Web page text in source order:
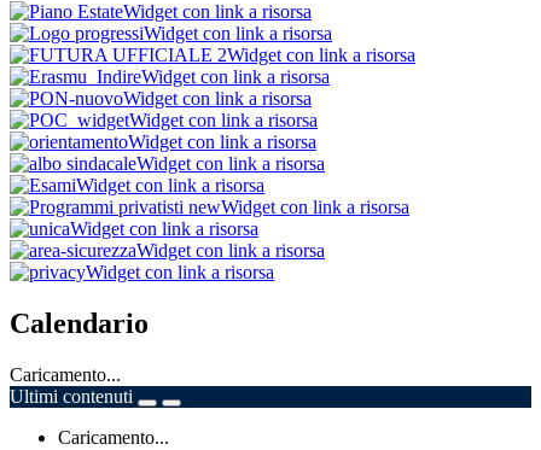
Widget con link a risorsa
Widget con link a risorsa
Widget con link a risorsa
Widget con link a risorsa
Widget con link a risorsa
Widget con link a risorsa
Widget con link a risorsa
Widget con link a risorsa
Widget con link a risorsa
Widget con link a risorsa
Widget con link a risorsa
Widget con link a risorsa
Widget con link a risorsa
Calendario
Caricamento...
Ultimi contenuti
Caricamento...